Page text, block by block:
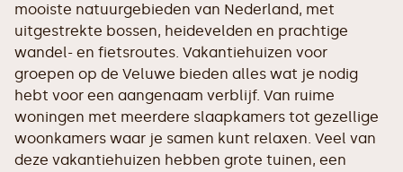
mooiste natuurgebieden van Nederland, met
uitgestrekte bossen, heidevelden en prachtige
wandel- en fietsroutes. Vakantiehuizen voor
groepen op de Veluwe bieden alles wat je nodig
hebt voor een aangenaam verblijf. Van ruime
woningen met meerdere slaapkamers tot gezellige
woonkamers waar je samen kunt relaxen. Veel van
deze vakantiehuizen hebben grote tuinen, een